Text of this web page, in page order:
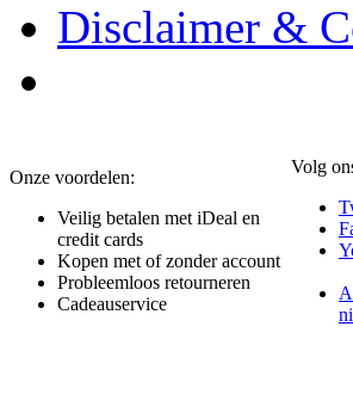
Disclaimer &
Onze voordelen:
Veilig betalen met iDeal en
credit cards
Kopen met of zonder account
Probleemloos retourneren
Cadeauservice
Volg